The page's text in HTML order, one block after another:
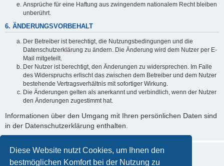
Diese Website nutzt Cookies, um Ihnen den
bestmöglichen Komfort bei der Nutzung zu
Ansprüche für eine Haftung aus zwingendem nationalem Recht bleiben
unberührt.
6. ÄNDERUNGSVORBEHALT
Der Betreiber ist berechtigt, die Nutzungsbedingungen und die
Datenschutzerklärung zu ändern. Die Änderung wird dem Nutzer per E-
Mail mitgeteilt.
Der Nutzer ist berechtigt, den Änderungen zu widersprechen. Im Falle
des Widerspruchs erlischt das zwischen dem Betreiber und dem Nutzer
bestehende Vertragsverhältnis mit sofortiger Wirkung.
Die Änderungen gelten als anerkannt und verbindlich, wenn der Nutzer
den Änderungen zugestimmt hat.
Informationen über den Umgang mit Ihren persönlichen Daten sind
in der Datenschutzerklärung enthalten.